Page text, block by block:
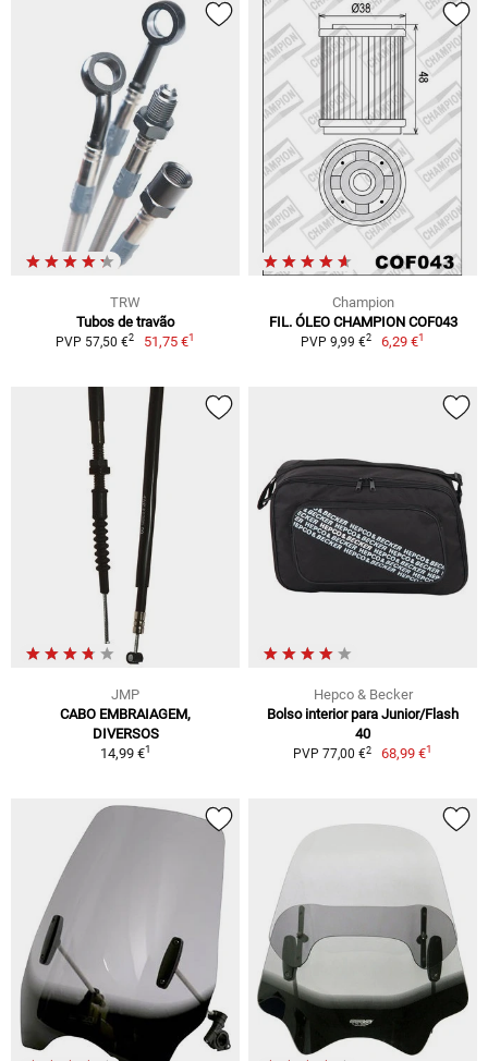
TRW
Tubos de travão
PVP 57,50 €2 51,75 €1
Champion
FIL. ÓLEO CHAMPION COF043
PVP 9,99 €2 6,29 €1
JMP
CABO EMBRAIAGEM,
DIVERSOS
14,99 €1
Hepco & Becker
Bolso interior para Junior/Flash
40
PVP 77,00 €2 68,99 €1